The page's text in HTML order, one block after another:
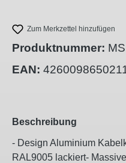
Zum Merkzettel hinzufügen
Produktnummer:
EAN:
Beschreibung
- Design Aluminium
RAL9005 lackiert-